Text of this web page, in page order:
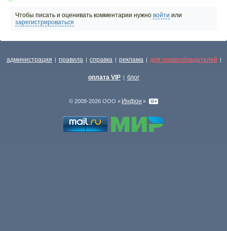
Чтобы писать и оценивать комментарии нужно войти или
зарегистрироваться
администрация | правила | справка | реклама | для правообладателей |
оплата VIP | блог
© 2008-2026 ООО « Инфон »